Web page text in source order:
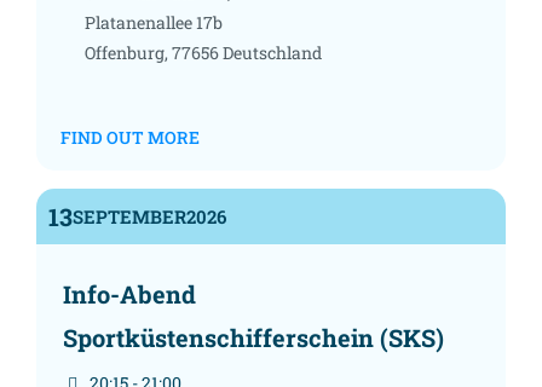
Platanenallee 17b
Offenburg, 77656Deutschland
FIND OUT MORE
13SEPTEMBER2026
Info-Abend
Sportküstenschifferschein (SKS)